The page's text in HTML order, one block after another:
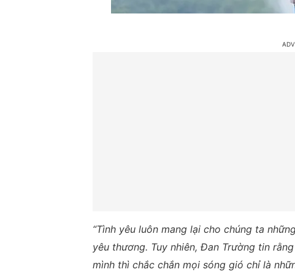
“Tình yêu luôn mang lại cho chúng ta
yêu thương. Tuy nhiên, Đan Trường tin
mình thì chắc chắn mọi sóng gió chỉ là